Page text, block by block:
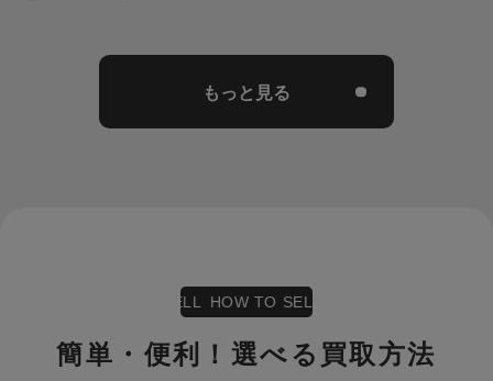
もっと見る
HOW TO SELL HOW TO SELL HOW TO SELL
簡単・便利！選べる買取方法